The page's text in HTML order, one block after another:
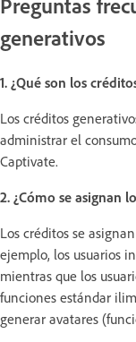
generativos
1. ¿Qué son los
Los créditos
administrar el
Captivate.
2. ¿Cómo se asignan
Los créditos se
ejemplo, los usuarios
mientras que los
funciones estándar
generar avatares